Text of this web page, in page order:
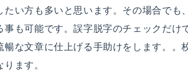
たい方も多いと思います。その場合で
も可能です。誤字脱字のチェックだけ
暢な文章に仕上げる手助けをします。。
ります。